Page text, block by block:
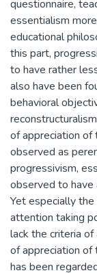
questionnaire,
essentialism
educational
this part,
to have rather
also have been
behavioral
of appreciation
observed as
progressivism,
observed to have
Yet especially
attention taking
lack the criteria
of appreciation of
has been